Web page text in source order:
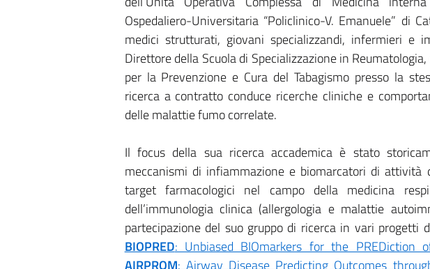
Ospedaliero-Universitaria “Policlinico-V. Emanuele” di
medici strutturati, giovani specializzandi, infermieri e
Direttore della Scuola di Specializzazione in
per la Prevenzione e Cura del Tabagismo presso la
ricerca a contratto conduce ricerche cliniche e
delle malattie fumo correlate.
Il focus della sua ricerca accademica è stato
meccanismi di infiammazione e biomarcatori di attività
target farmacologici nel campo della medicina
dell’immunologia clinica (allergologia e malattie
partecipazione del suo gruppo di ricerca in vari progetti
BIOPRED: Unbiased BIOmarkers for the PREDiction
AIRPROM: Airway Disease Predicting Outcomes